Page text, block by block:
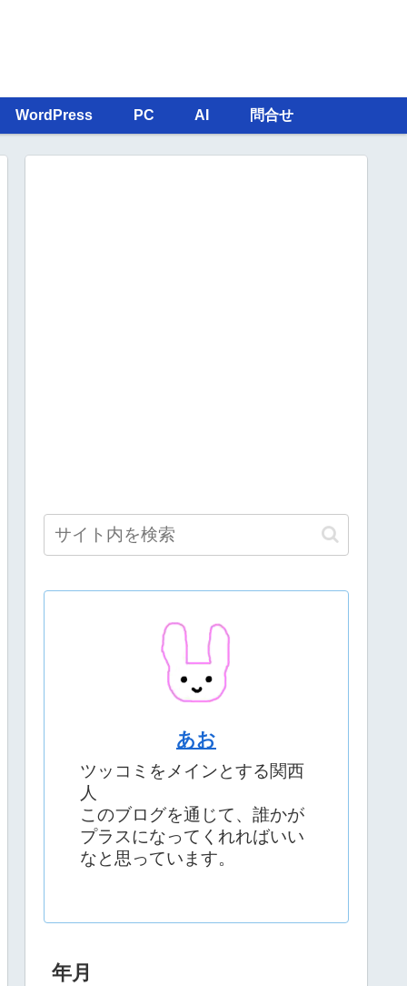
WordPress PC AI 問合せ
あお
ツッコミをメインとする関西
人
このブログを通じて、誰かが
プラスになってくれればいい
なと思っています。
年月